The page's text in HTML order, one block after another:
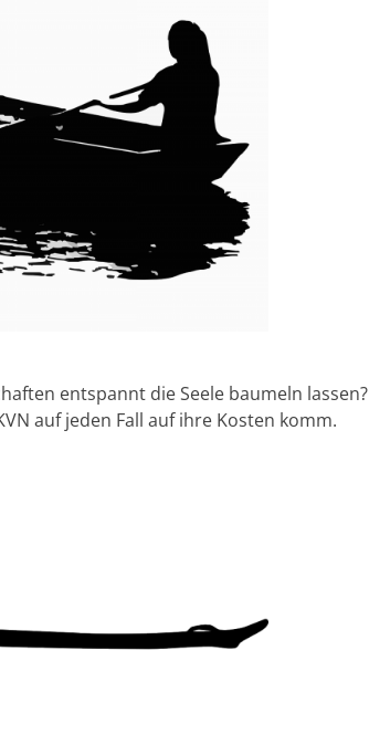
entspannt die Seele baumeln lassen?
auf jeden Fall auf ihre Kosten komm.